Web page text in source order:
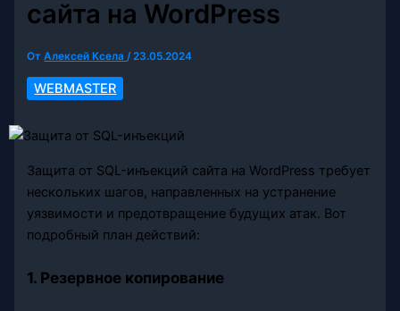
сайта на WordPress
ОтАлексей Ксела/23.05.2024
WEBMASTER
Защита от SQL-инъекций сайта на WordPress требует
нескольких шагов, направленных на устранение
уязвимости и предотвращение будущих атак. Вот
подробный план действий:
1. Резервное копирование